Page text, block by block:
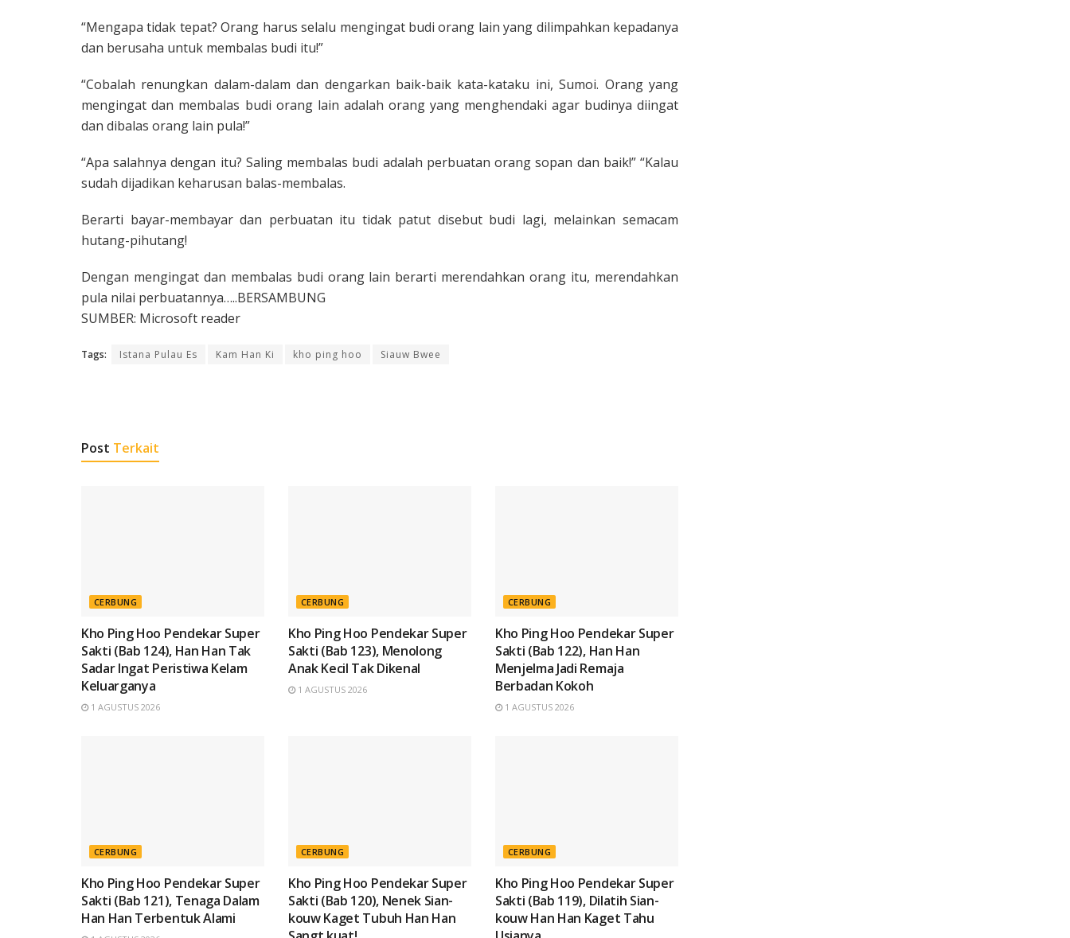
“Mengapa tidak tepat? Orang harus selalu mengingat budi orang lain yang dilimpahkan kepadanya
dan berusaha untuk membalas budi itu!”
“Cobalah renungkan dalam-dalam dan dengarkan baik-baik kata-kataku ini, Sumoi. Orang yang
mengingat dan membalas budi orang lain adalah orang yang menghendaki agar budinya diingat
dan dibalas orang lain pula!”
“Apa salahnya dengan itu? Saling membalas budi adalah perbuatan orang sopan dan baik!” “Kalau
sudah dijadikan keharusan balas-membalas.
Berarti bayar-membayar dan perbuatan itu tidak patut disebut budi lagi, melainkan semacam
hutang-pihutang!
Dengan mengingat dan membalas budi orang lain berarti merendahkan orang itu, merendahkan
pula nilai perbuatannya…..BERSAMBUNG
SUMBER: Microsoft reader
Tags: Istana Pulau Es Kam Han Ki kho ping hoo Siauw Bwee
Post Terkait
CERBUNG
Kho Ping Hoo Pendekar Super
Sakti (Bab 124), Han Han Tak
Sadar Ingat Peristiwa Kelam
Keluarganya
1 AGUSTUS 2026
CERBUNG
Kho Ping Hoo Pendekar Super
Sakti (Bab 123), Menolong
Anak Kecil Tak Dikenal
1 AGUSTUS 2026
CERBUNG
Kho Ping Hoo Pendekar Super
Sakti (Bab 122), Han Han
Menjelma Jadi Remaja
Berbadan Kokoh
1 AGUSTUS 2026
CERBUNG
Kho Ping Hoo Pendekar Super
Sakti (Bab 121), Tenaga Dalam
Han Han Terbentuk Alami
CERBUNG
Kho Ping Hoo Pendekar Super
Sakti (Bab 120), Nenek Sian-
kouw Kaget Tubuh Han Han
CERBUNG
Kho Ping Hoo Pendekar Super
Sakti (Bab 119), Dilatih Sian-
kouw Han Han Kaget Tahu